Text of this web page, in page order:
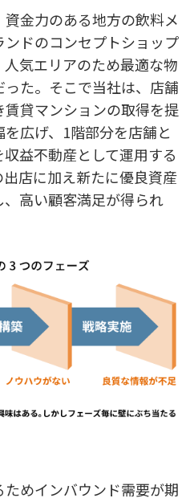
金力のある地方の飲料メ
ドのコンセプトショップ
気エリアのため最適な物
た。そこで当社は、店舗
貸マンションの取得を提
広げ、1階部分を店舗と
益不動産として運用する
店に加え新たに優良資産
高い顧客満足が得られ
めインバウンド需要が期